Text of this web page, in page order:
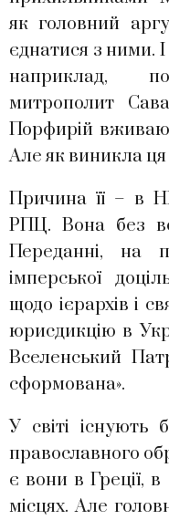
як головний
єднатися з ними.
наприклад,
митрополит
Порфирій
Але як виникла ця
Причина її – в
РПЦ. Вона без
Переданні, на
імперської
щодо ієрархів і
юрисдикцію в
Вселенський
сформована».
У світі існують
православного
є вони в Греції, в
місцях. Але